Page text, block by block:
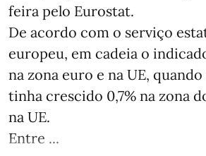
feira pelo Eurostat.
De acordo com o serviço
europeu, em cadeia o
na zona euro e na UE,
tinha crescido 0,7% na zona
na UE.
Entre ...